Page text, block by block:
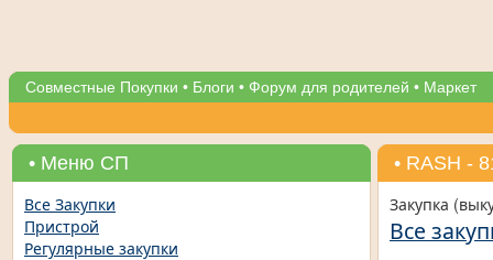
Совместные Покупки • Блоги • Форум для родителей • Маркет
• Меню СП
Все Закупки
Пристрой
Регулярные закупки
• RASH -
Закупка
Все